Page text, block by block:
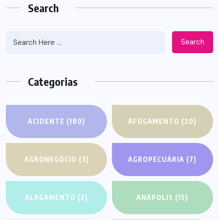
Search
Search
Categorias
ACIDENTE (180) AFOGAMENTO (20)
AGRONEGÓCIO (3) AGROPECUÁRIA (7)
ALAGAMENTO (2) ANÁPOLIS (15)